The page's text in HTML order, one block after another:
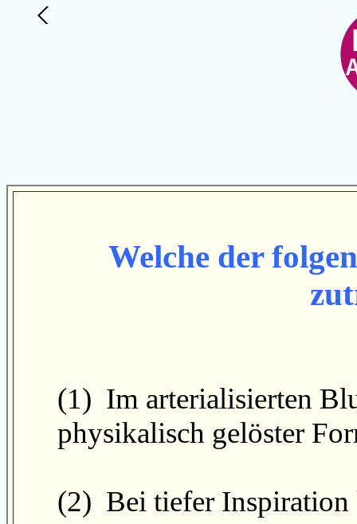
Welche der
(1) Im arterialisierten
physikalisch gelöster
(2) Bei tiefer Inspiration